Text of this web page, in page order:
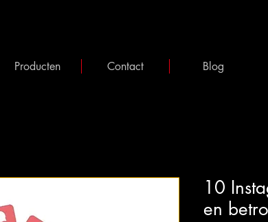
Producten Contact Blog
10
en